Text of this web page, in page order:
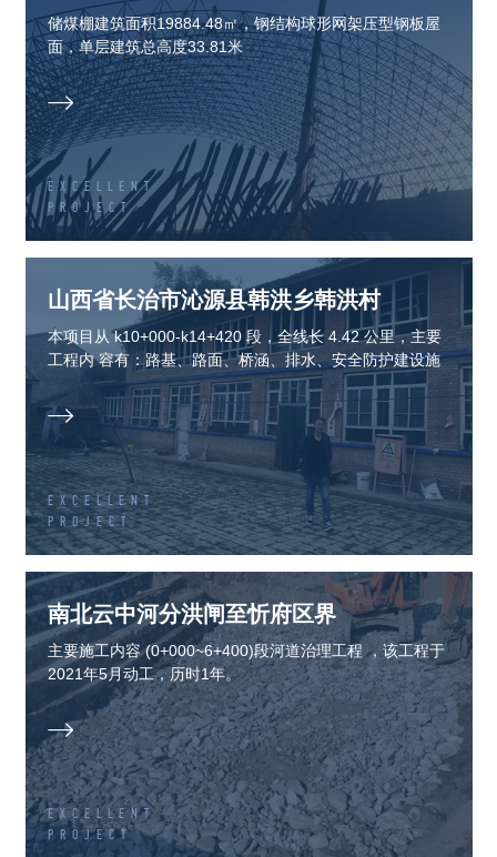
镇
储煤棚建筑面积19884.48㎡，钢结构球形网架压型钢板屋
面，单层建筑总高度33.81米

EXCELLENT
PROJECT
山西省长治市沁源县韩洪乡韩洪村
本项目从 k10+000-k14+420 段，全线长 4.42 公里，主要
工程内 容有：路基、路面、桥涵、排水、安全防护建设施

EXCELLENT
PROJECT
南北云中河分洪闸至忻府区界
主要施工内容 (0+000~6+400)段河道治理工程 ，该工程于
2021年5月动工，历时1年。

EXCELLENT
PROJECT